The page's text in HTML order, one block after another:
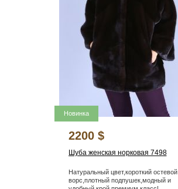
Новинка
2200 $
Шуба женская норковая 7498
Натуральный цвет,короткий остевой
ворс,плотный подпушек,модный и